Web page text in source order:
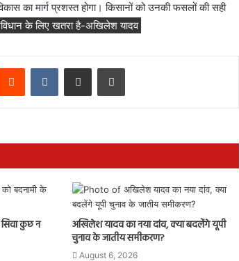
का मार्ग प्रशस्त होगा। किसानों को उनकी फसलों की सही
के लिए खतरा है-अखिलेश यादव
Reddit VKontakteShare via Email Print
कुछ न
अखिलेश यादव का नया दांव, क्या बदलेंगे यूपी
चुनाव के जातीय समीकरण?
August 6, 2026